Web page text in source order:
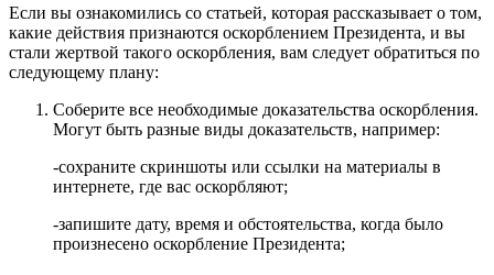
Если вы ознакомились со статьей, которая рассказывает о том,
какие действия признаются оскорблением Президента, и вы
стали жертвой такого оскорбления, вам следует обратиться по
следующему плану:
Соберите все необходимые доказательства оскорбления.
Могут быть разные виды доказательств, например:
-сохраните скриншоты или ссылки на материалы в
интернете, где вас оскорбляют;
-запишите дату, время и обстоятельства, когда было
произнесено оскорбление Президента;